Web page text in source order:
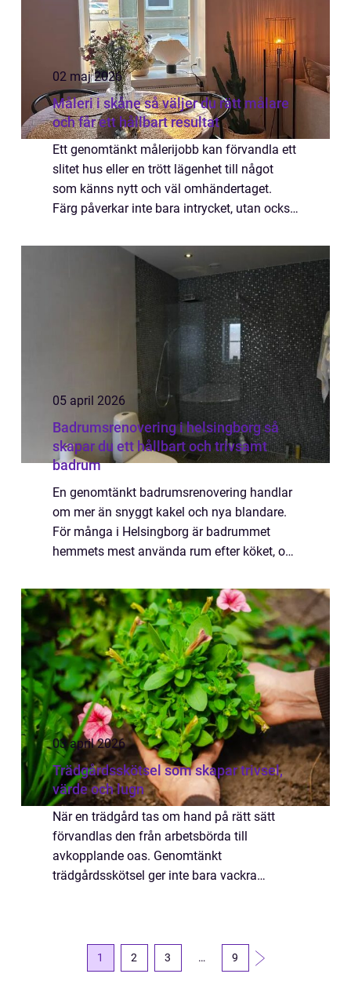
02 maj 2026
Måleri i skåne så väljer du rätt målare
och får ett hållbart resultat
Ett genomtänkt målerijobb kan förvandla ett
slitet hus eller en trött lägenhet till något
som känns nytt och väl omhändertaget.
Färg påverkar inte bara intrycket, utan också
håller. I Skåne, med kustklimat, st...
05 april 2026
Badrumsrenovering i helsingborg så
skapar du ett hållbart och trivsamt
badrum
En genomtänkt badrumsrenovering handlar
om mer än snyggt kakel och nya blandare.
För många i Helsingborg är badrummet
hemmets mest använda rum efter köket, och
rätt planering, rätt hantverkare och fokus p...
03 april 2026
Trädgårdsskötsel som skapar trivsel,
värde och lugn
När en trädgård tas om hand på rätt sätt
förvandlas den från arbetsbörda till
avkopplande oas. Genomtänkt
trädgårdsskötsel ger inte bara vackra
1 2 3 … 9